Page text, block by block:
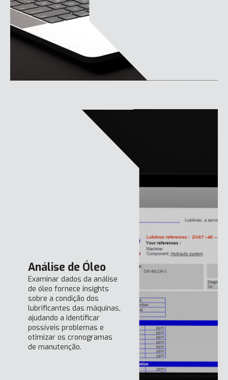
Análise de Óleo
Examinar dados da análise
de óleo fornece insights
sobre a condição dos
lubrificantes das máquinas,
ajudando a identificar
possíveis problemas e
otimizar os cronogramas
de manutenção.